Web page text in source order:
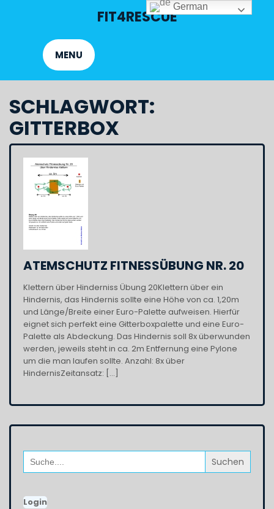
FIT4RESCUE
MENU
SCHLAGWORT:
GITTERBOX
ATEMSCHUTZ FITNESSÜBUNG NR. 20
Klettern über Hinderniss Übung 20Klettern über ein
Hindernis, das Hindernis sollte eine Höhe von ca. 1,20m
und Länge/Breite einer Euro-Palette aufweisen. Hierfür
eignet sich perfekt eine Gitterboxpalette und eine Euro-
Palette als Abdeckung. Das Hindernis soll 8x überwunden
werden, jeweils steht in ca. 2m Entfernung eine Pylone
um die man laufen sollte. Anzahl: 8x über
HindernisZeitansatz: […]
Search
for:
Login
German